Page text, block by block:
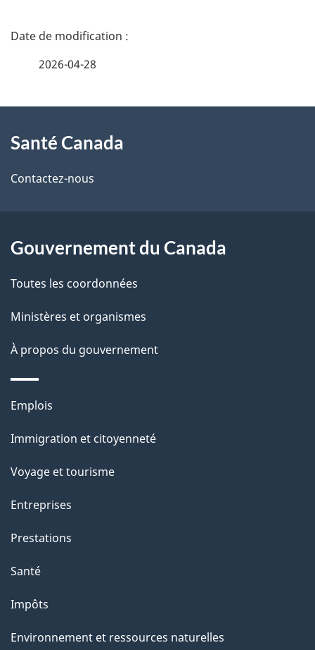
D
i
l
d
e
p
a
2026-04-28
propos
de
site
Santé Canada
Contactez-nous
Gouvernement du Canada
Toutes les coordonnées
Ministères et organismes
À propos du gouvernement
Thèmes
sujets
Emplois
Immigration et citoyenneté
Voyage et tourisme
Entreprises
Prestations
Santé
Impôts
Environnement et ressources naturelles